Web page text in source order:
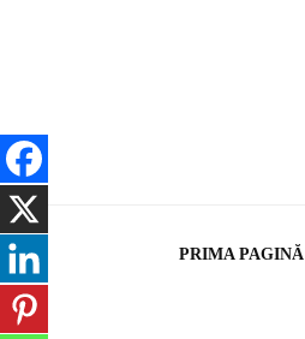
PRIMA PAGINĂ